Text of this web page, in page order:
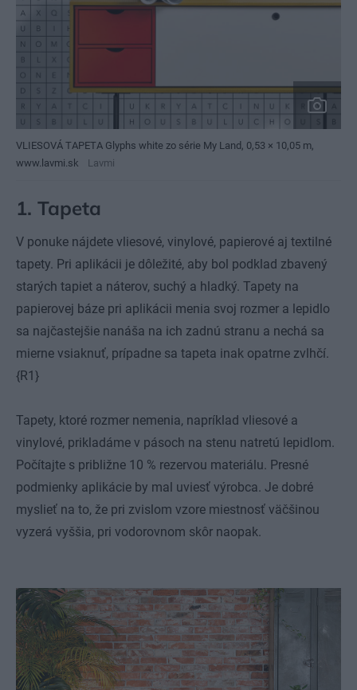
VLIESOVÁ TAPETA Glyphs white zo série My Land, 0,53 × 10,05 m,
www.lavmi.sk
Lavmi
1. Tapeta
V ponuke nájdete vliesové, vinylové, papierové aj textilné
tapety. Pri aplikácii je dôležité, aby bol podklad zbavený
starých tapiet a náterov, suchý a hladký. Tapety na
papierovej báze pri aplikácii menia svoj rozmer a lepidlo
sa najčastejšie nanáša na ich zadnú stranu a nechá sa
mierne vsiaknuť, prípadne sa tapeta inak opatrne zvlhčí.
{R1}
Tapety, ktoré rozmer nemenia, napríklad vliesové a
vinylové, prikladáme v pásoch na stenu natretú lepidlom.
Počítajte s približne 10 % rezervou materiálu. Presné
podmienky aplikácie by mal uviesť výrobca. Je dobré
myslieť na to, že pri zvislom vzore miestnosť väčšinou
vyzerá vyššia, pri vodorovnom skôr naopak.